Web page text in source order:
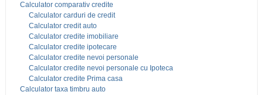
Calculator comparativ credite
Calculator carduri de credit
Calculator credit auto
Calculator credite imobiliare
Calculator credite ipotecare
Calculator credite nevoi personale
Calculator credite nevoi personale cu Ipoteca
Calculator credite Prima casa
Calculator taxa timbru auto